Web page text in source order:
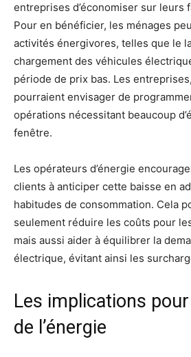
entreprises d’économiser sur leurs
Pour en bénéficier, les ménages
activités énergivores, telles que le
chargement des véhicules
période de prix bas. Les
pourraient envisager de
opérations nécessitant beaucoup
fenêtre.
Les opérateurs d’énergie
clients à anticiper cette baisse en
habitudes de consommation. Cela
seulement réduire les coûts pour
mais aussi aider à équilibrer la
électrique, évitant ainsi les
Les implications
de l’énergie